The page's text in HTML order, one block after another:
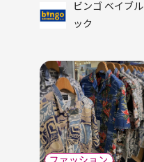
ビンゴ ベイブル
ック